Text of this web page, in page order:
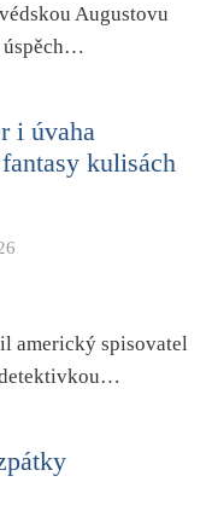
Augustovu
úspěch…
i úvaha
kulisách
americký spisovatel
detektivkou…